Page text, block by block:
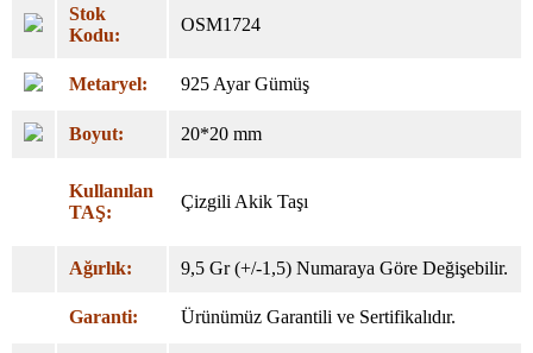
Stok
Kodu:
OSM1724
Metaryel: 925 Ayar Gümüş
Boyut: 20*20 mm
Kullanılan
TAŞ:
Çizgili Akik Taşı
Ağırlık: 9,5 Gr (+/-1,5) Numaraya Göre Değişebilir.
Garanti: Ürünümüz Garantili ve Sertifikalıdır.